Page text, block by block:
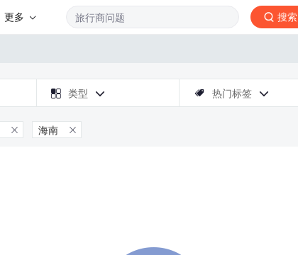
更多 搜索
 类型   热门标签 
 海南 